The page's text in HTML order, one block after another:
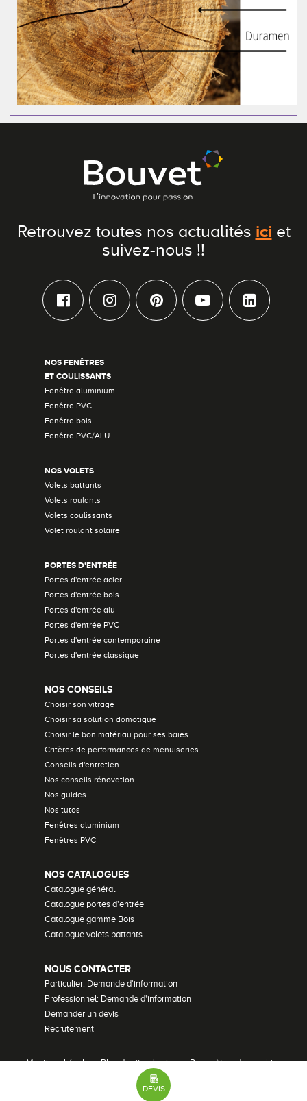
Retrouvez toutes nos actualités ici et
suivez-nous !!
NOS FENÊTRES
ET COULISSANTS
Fenêtre aluminium
Fenêtre PVC
Fenêtre bois
Fenêtre PVC/ALU
NOS VOLETS
Volets battants
Volets roulants
Volets coulissants
Volet roulant solaire
PORTES D'ENTRÉE
Portes d'entrée acier
Portes d'entrée bois
Portes d'entrée alu
Portes d'entrée PVC
Portes d'entrée contemporaine
Portes d'entrée classique
NOS CONSEILS
Choisir son vitrage
Choisir sa solution domotique
Choisir le bon matériau pour ses baies
Critères de performances de menuiseries
Conseils d'entretien
Nos conseils rénovation
Nos guides
Nos tutos
Fenêtres aluminium
Fenêtres PVC
NOS CATALOGUES
Catalogue général
Catalogue portes d'entrée
Catalogue gamme Bois
Catalogue volets battants
NOUS CONTACTER
Particulier: Demande d'information
Professionnel: Demande d'information
Demander un devis
Recrutement
Mentions Légales•Plan du site•Lexique•Paramètres des cookies
© Bouvet - 2026 Tous droits réservés
DEVIS